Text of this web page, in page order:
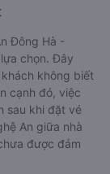
Đông Hà -
chọn. Đây
không biết
cạnh đó, việc
sau khi đặt vé
An giữa nhà
được đảm